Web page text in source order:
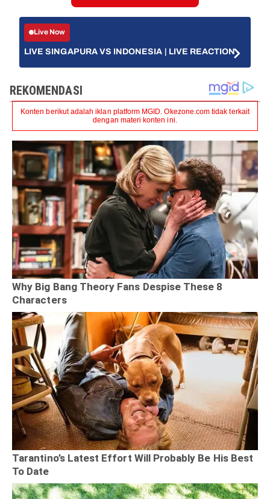
Live Now
LIVE SINGAPURA VS INDONESIA | LIVE REACTION